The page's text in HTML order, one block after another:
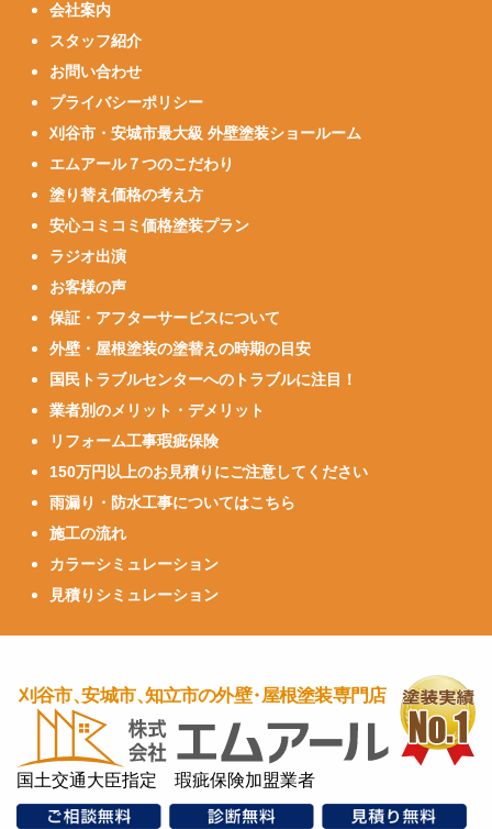
会社案内
スタッフ紹介
お問い合わせ
プライバシーポリシー
刈谷市・安城市最大級 外壁塗装ショールーム
エムアール７つのこだわり
塗り替え価格の考え方
安心コミコミ価格塗装プラン
ラジオ出演
お客様の声
保証・アフターサービスについて
外壁・屋根塗装の塗替えの時期の目安
国民トラブルセンターへのトラブルに注目！
業者別のメリット・デメリット
リフォーム工事瑕疵保険
150万円以上のお見積りにご注意してください
雨漏り・防水工事についてはこちら
施工の流れ
カラーシミュレーション
見積りシミュレーション
国土交通大臣指定 瑕疵保険加盟業者